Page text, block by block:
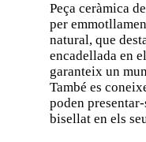
Peça ceràmica
per
natural, que
encadellada en
garanteix un
També es
poden
bisellat en els